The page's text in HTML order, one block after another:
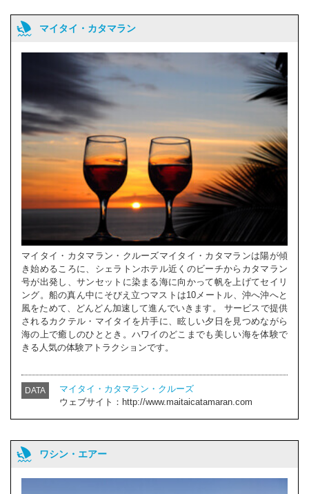
マイタイ・カタマラン
マイタイ・カタマラン・クルーズマイタイ・カタマランは陽が傾
き始めるころに、シェラトンホテル近くのビーチからカタマラン
号が出発し、サンセットに染まる海に向かって帆を上げてセイリ
ング。船の真ん中にそびえ立つマストは10メートル、沖へ沖へと
風をためて、どんどん加速して進んでいきます。 サービスで提供
されるカクテル・マイタイを片手に、眩しい夕日を見つめながら
海の上で癒しのひととき。ハワイのどこまでも美しい海を体験で
きる人気の体験アトラクションです。
DATA
マイタイ・カタマラン・クルーズ
ウェブサイト：http://www.maitaicatamaran.com
ワシン・エアー